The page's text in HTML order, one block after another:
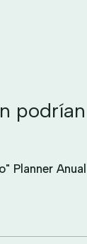
Planner Anual